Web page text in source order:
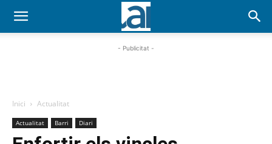
- Publicitat -
Inici Actualitat
Actualitat Barri Diari